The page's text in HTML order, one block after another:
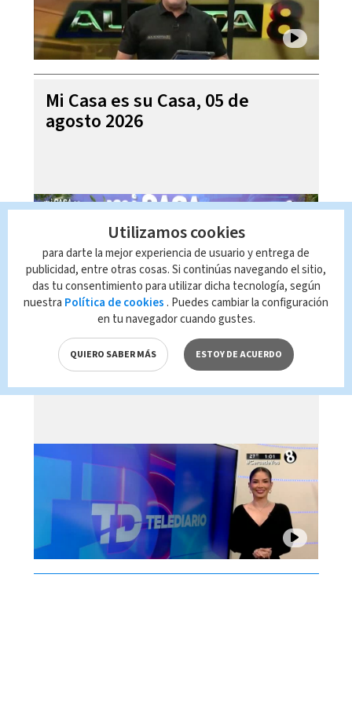
Mi Casa es su Casa, 05 de
agosto 2026
Telediario En Directo con Paula
Brenes, 05 de agosto 2026
Utilizamos cookies
para darte la mejor experiencia de usuario y entrega de
publicidad, entre otras cosas. Si continúas navegando el sitio,
das tu consentimiento para utilizar dicha tecnología, según
nuestra Política de cookies . Puedes cambiar la configuración
en tu navegador cuando gustes.
QUIERO SABER MÁS ESTOY DE ACUERDO